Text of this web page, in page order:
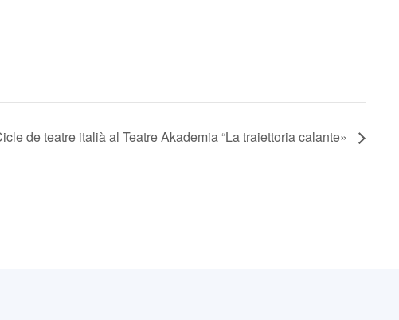
de teatre italià al Teatre Akademia “La traiettoria calante»